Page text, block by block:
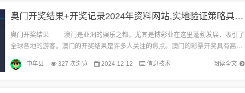
奥门开奖结果+开奖记录2024年资料网站,实地验证策略具体_品味版83.206
奥门开奖结果 澳门是亚洲的娱乐之都，尤其是博彩业在这里蓬勃发展，吸引了
全球各地的游客。澳门的开奖结果是许多人关注的焦点。澳门的彩票开奖具有高度
的公平性和透明性，受到严格的监管，确...
阅读全文
中牟县 327 次浏览 2024-12-12 信息技术